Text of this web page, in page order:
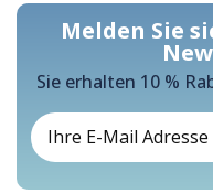
Melden Sie
Sie erhalten 10 %